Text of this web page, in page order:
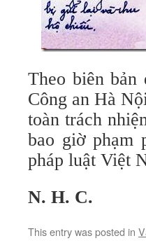
Theo biên
Công an Hà
toàn trách
bao giờ phạm
pháp luật Việt
N. H. C.
This entry was posted in